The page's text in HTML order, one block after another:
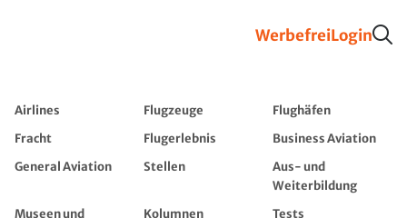
WerbefreiLogin
Airlines Flugzeuge
Flughäfen
Fracht
Flugerlebnis
Business Aviation
General Aviation
Stellen
Aus- und
Weiterbildung
Museen und
Kolumnen Tests